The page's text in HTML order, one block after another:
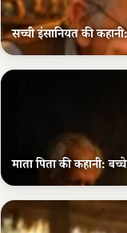
सच्ची इंसानियत की
माता पिता की कहानी: